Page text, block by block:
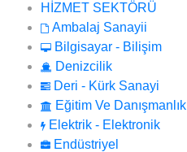
HİZMET SEKTÖRÜ
Ambalaj Sanayii
Bilgisayar - Bilişim
Denizcilik
Deri - Kürk Sanayi
Eğitim Ve Danışmanlık
Elektrik - Elektronik
Endüstriyel